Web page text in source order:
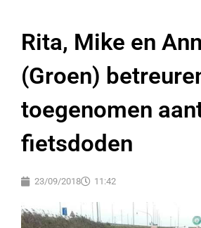
Rita, Mike en
(Groen)
toegenomen
fietsdoden
23/09/2018 11:42